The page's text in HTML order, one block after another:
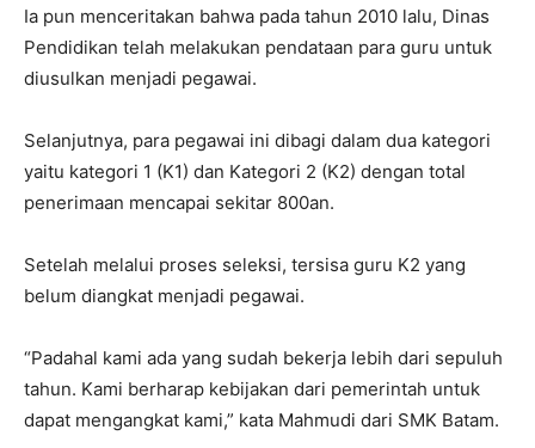
Ia pun menceritakan bahwa pada tahun 2010 lalu, Dinas
Pendidikan telah melakukan pendataan para guru untuk
diusulkan menjadi pegawai.
Selanjutnya, para pegawai ini dibagi dalam dua kategori
yaitu kategori 1 (K1) dan Kategori 2 (K2) dengan total
penerimaan mencapai sekitar 800an.
Setelah melalui proses seleksi, tersisa guru K2 yang
belum diangkat menjadi pegawai.
“Padahal kami ada yang sudah bekerja lebih dari sepuluh
tahun. Kami berharap kebijakan dari pemerintah untuk
dapat mengangkat kami,” kata Mahmudi dari SMK Batam.